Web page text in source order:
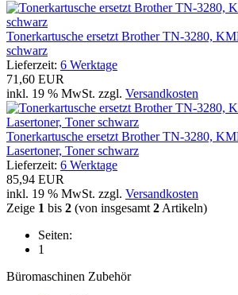
Tonerkartusche ersetzt Brother TN-3280,
schwarz
Lieferzeit: 6 Werktage
71,60 EUR
inkl. 19 % MwSt. zzgl. Versandkosten
Tonerkartusche ersetzt Brother TN-3280,
Lasertoner, Toner schwarz
Lieferzeit: 6 Werktage
85,94 EUR
inkl. 19 % MwSt. zzgl. Versandkosten
Zeige 1 bis 2 (von insgesamt 2 Artikeln)
Seiten:
1
Büromaschinen Zubehör